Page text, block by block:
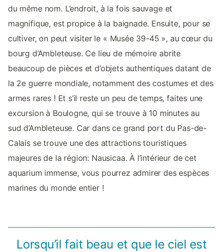
du même nom. L’endroit, à la fois sauvage et
magnifique, est propice à la baignade. Ensuite, pour se
cultiver, on peut visiter le « Musée 39-45 », au cœur du
bourg d’Ambleteuse. Ce lieu de mémoire abrite
beaucoup de pièces et d’objets authentiques datant de
la 2e guerre mondiale, notamment des costumes et des
armes rares ! Et s’il reste un peu de temps, faites une
excursion à Boulogne, qui se trouve à 10 minutes au
sud d’Ambleteuse. Car dans ce grand port du Pas-de-
Calais se trouve une des attractions touristiques
majeures de la région: Nausicaa. À l’intérieur de cet
aquarium immense, vous pourrez admirer des espèces
marines du monde entier !
Lorsqu’il fait beau et que le ciel est